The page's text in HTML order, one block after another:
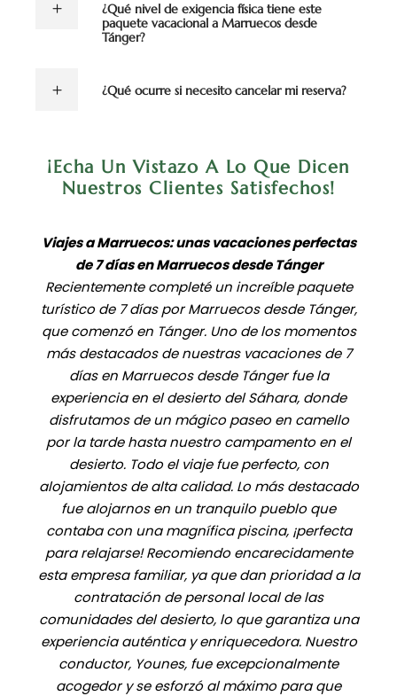
¿Qué nivel de exigencia física tiene este
paquete vacacional a Marruecos desde
Tánger?
¿Qué ocurre si necesito cancelar mi reserva?
¡Echa Un Vistazo A Lo Que Dicen
Nuestros Clientes Satisfechos!
Viajes a Marruecos: unas vacaciones perfectas
de 7 días en Marruecos desde Tánger
Recientemente completé un increíble paquete
turístico de 7 días por Marruecos desde Tánger,
que comenzó en Tánger. Uno de los momentos
más destacados de nuestras vacaciones de 7
días en Marruecos desde Tánger fue la
experiencia en el desierto del Sáhara, donde
disfrutamos de un mágico paseo en camello
por la tarde hasta nuestro campamento en el
desierto. Todo el viaje fue perfecto, con
alojamientos de alta calidad. Lo más destacado
fue alojarnos en un tranquilo pueblo que
contaba con una magnífica piscina, ¡perfecta
para relajarse! Recomiendo encarecidamente
esta empresa familiar, ya que dan prioridad a la
contratación de personal local de las
comunidades del desierto, lo que garantiza una
experiencia auténtica y enriquecedora. Nuestro
conductor, Younes, fue excepcionalmente
acogedor y se esforzó al máximo para que